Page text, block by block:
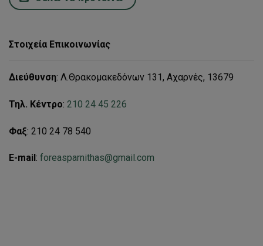
Στοιχεία Επικοινωνίας
Διεύθυνση: Λ.Θρακομακεδόνων 131, Αχαρνές, 13679
Τηλ. Κέντρο: 210 24 45 226
Φαξ: 210 24 78 540
E-mail : foreasparnithas@gmail.com